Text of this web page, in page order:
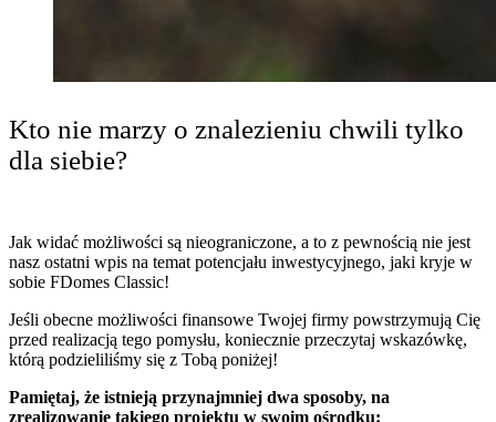
Kto nie marzy o znalezieniu chwili tylko
dla siebie?
Jak widać możliwości są nieograniczone, a to z pewnością nie jest
nasz ostatni wpis na temat potencjału inwestycyjnego, jaki kryje w
sobie FDomes Classic!
Jeśli obecne możliwości finansowe Twojej firmy powstrzymują Cię
przed realizacją tego pomysłu, koniecznie przeczytaj wskazówkę,
którą podzieliliśmy się z Tobą poniżej!
Pamiętaj, że istnieją przynajmniej dwa sposoby, na
zrealizowanie takiego projektu w swoim ośrodku: